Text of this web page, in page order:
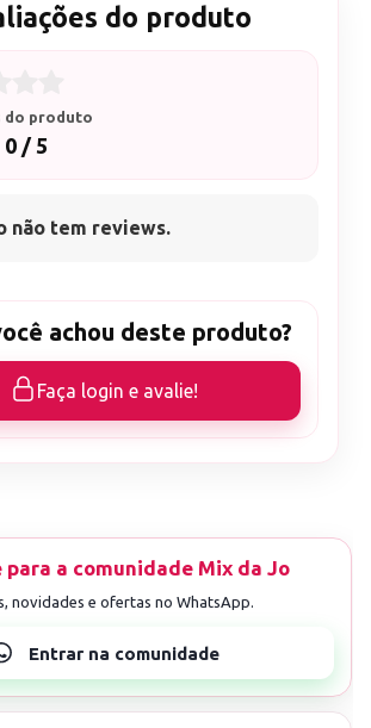
do produto
do produto
/ 5
não tem reviews.
achou deste produto?
Faça login e avalie!